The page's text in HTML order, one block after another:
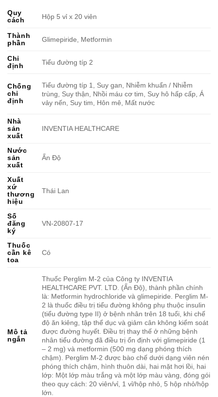
Quy
cách
Hộp 5 vỉ x 20 viên
Thành
phần
Glimepiride, Metformin
Chỉ
định
Tiểu đường típ 2
Chống
chỉ
định
Tiểu đường típ 1, Suy gan, Nhiễm khuẩn / Nhiễm
trùng, Suy thận, Nhồi máu cơ tim, Suy hô hấp cấp, Á
vảy nến, Suy tim, Hôn mê, Mất nước
Nhà
sản
xuất
INVENTIA HEALTHCARE
Nước
sản
xuất
Ấn Độ
Xuất
xứ
thương
hiệu
Thái Lan
Số
đăng
ký
VN-20807-17
Thuốc
cần kê
toa
Có
Mô tả
ngắn
Thuốc Perglim M-2 của Công ty INVENTIA
HEALTHCARE PVT. LTD. (Ấn Độ), thành phần chính
là: Metformin hydrochloride và glimepiride. Perglim M-
2 là thuốc điều trị tiểu đường không phụ thuộc insulin
(tiểu đường type II) ở bệnh nhân trên 18 tuổi, khi chế
độ ăn kiêng, tập thể dục và giảm cân không kiểm soát
được đường huyết. Điều trị thay thế ở những bệnh
nhân tiểu đường đã điều trị ổn định với glimepiride (1
– 2 mg) và metformin (500 mg dạng phóng thích
chậm). Perglim M-2 được bào chế dưới dạng viên nén
phóng thích chậm, hình thuôn dài, hai mặt hơi lồi, hai
lớp: Một lớp màu trắng và một lớp màu vàng, đóng gói
theo quy cách: 20 viên/vỉ, 1 vỉ/hộp nhỏ, 5 hộp nhỏ/hộp
lớn.